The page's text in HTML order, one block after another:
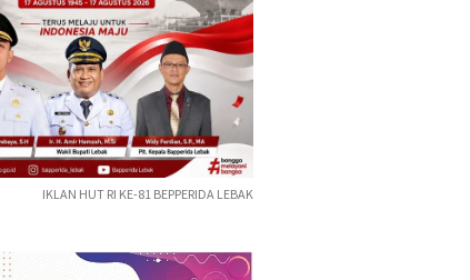
IKLAN HUT RI KE-81 BEPPERIDA LEBAK